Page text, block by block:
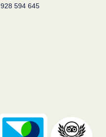
928 594 645